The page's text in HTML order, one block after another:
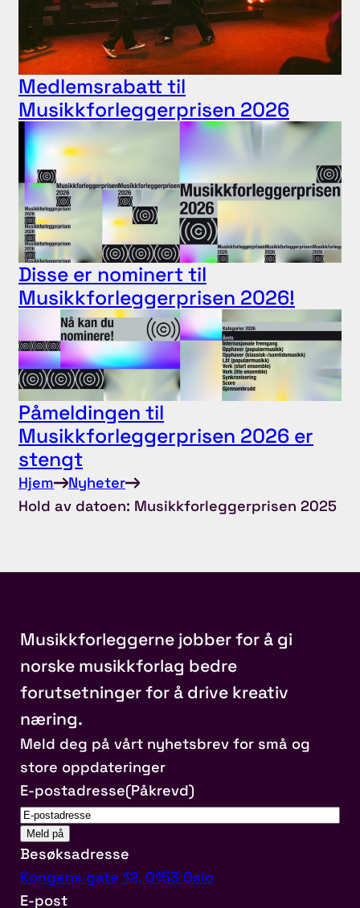
Medlemsrabatt til
Musikkforleggerprisen 2026
Disse er nominert til
Musikkforleggerprisen 2026!
Påmeldingen til
Musikkforleggerprisen 2026 er
stengt
Hjem
Nyheter
Hold av datoen: Musikkforleggerprisen 2025
Musikkforleggerne jobber for å gi
norske musikkforlag bedre
forutsetninger for å drive kreativ
næring.
Meld deg på vårt nyhetsbrev for små og
store oppdateringer
E-postadresse(Påkrevd)
Besøksadresse
Kongens gate 12, 0153 Oslo
E-post